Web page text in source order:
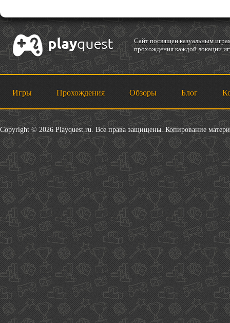
Cайт посвящен казуальным
прохождения каждой локации
Игры Прохождения Обзоры Блог
Copyright © 2026 Playquest.ru. Все права защищены. Копирование